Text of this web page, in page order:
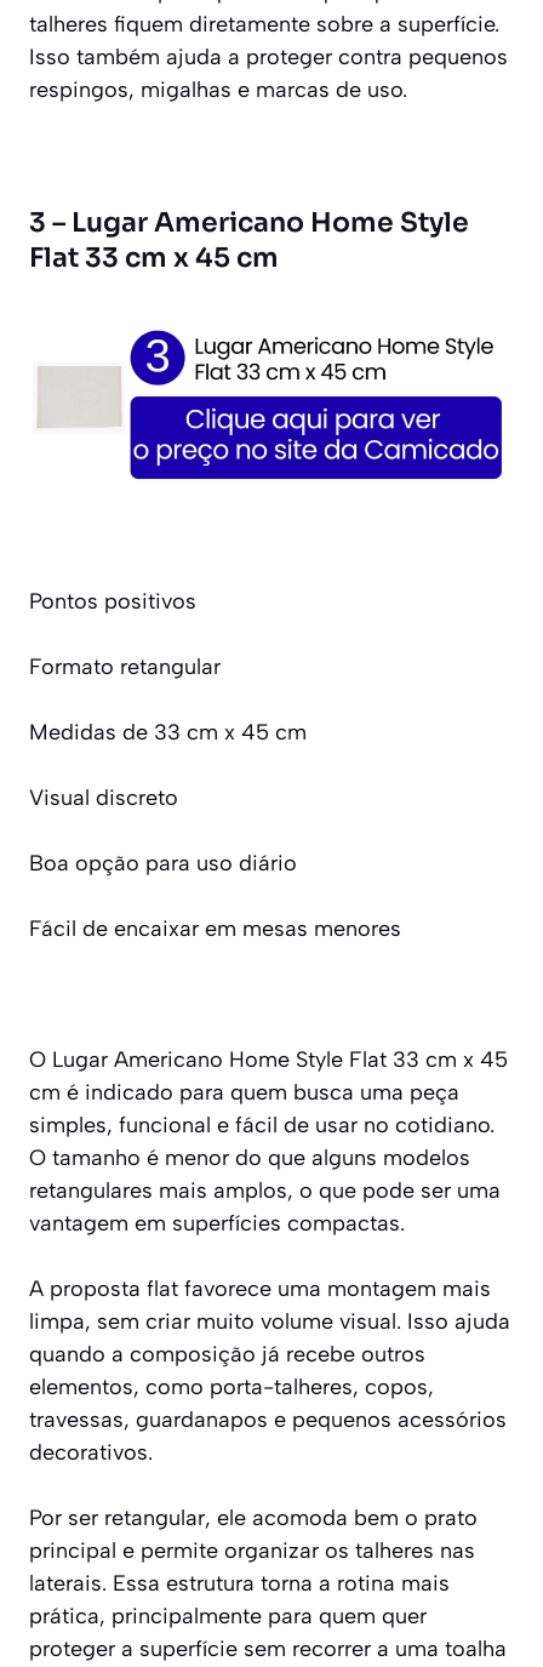
talheres fiquem diretamente sobre a superfície.
Isso também ajuda a proteger contra pequenos
respingos, migalhas e marcas de uso.
3 – Lugar Americano Home Style
Flat 33 cm x 45 cm
Pontos positivos
Formato retangular
Medidas de 33 cm x 45 cm
Visual discreto
Boa opção para uso diário
Fácil de encaixar em mesas menores
O Lugar Americano Home Style Flat 33 cm x 45
cm é indicado para quem busca uma peça
simples, funcional e fácil de usar no cotidiano.
O tamanho é menor do que alguns modelos
retangulares mais amplos, o que pode ser uma
vantagem em superfícies compactas.
A proposta flat favorece uma montagem mais
limpa, sem criar muito volume visual. Isso ajuda
quando a composição já recebe outros
elementos, como porta-talheres, copos,
travessas, guardanapos e pequenos acessórios
decorativos.
Por ser retangular, ele acomoda bem o prato
principal e permite organizar os talheres nas
laterais. Essa estrutura torna a rotina mais
prática, principalmente para quem quer
proteger a superfície sem recorrer a uma toalha